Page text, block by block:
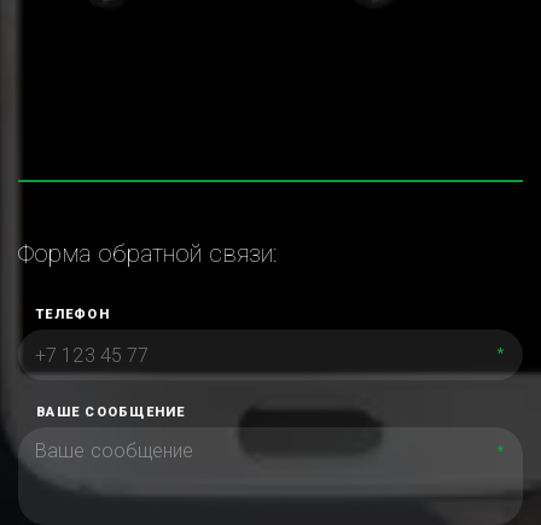
Форма обратной связи:
ТЕЛЕФОН
*
ВАШЕ СООБЩЕНИЕ
*